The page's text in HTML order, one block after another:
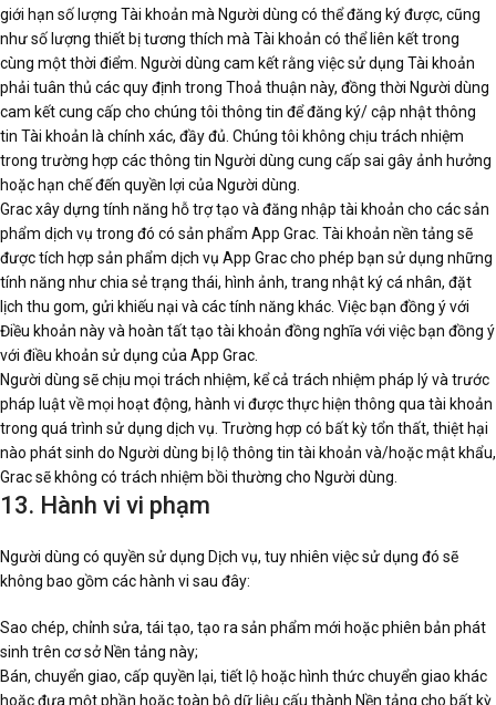
giới hạn số lượng Tài khoản mà Người dùng có thể đăng ký được, cũng
như số lượng thiết bị tương thích mà Tài khoản có thể liên kết trong
cùng một thời điểm. Người dùng cam kết rằng việc sử dụng Tài khoản
phải tuân thủ các quy định trong Thoả thuận này, đồng thời Người dùng
cam kết cung cấp cho chúng tôi thông tin để đăng ký/ cập nhật thông
tin Tài khoản là chính xác, đầy đủ. Chúng tôi không chịu trách nhiệm
trong trường hợp các thông tin Người dùng cung cấp sai gây ảnh hưởng
hoặc hạn chế đến quyền lợi của Người dùng.
Grac xây dựng tính năng hỗ trợ tạo và đăng nhập tài khoản cho các sản
phẩm dịch vụ trong đó có sản phẩm App Grac. Tài khoản nền tảng sẽ
được tích hợp sản phẩm dịch vụ App Grac cho phép bạn sử dụng những
tính năng như chia sẻ trạng thái, hình ảnh, trang nhật ký cá nhân, đặt
lịch thu gom, gửi khiếu nại và các tính năng khác. Việc bạn đồng ý với
Điều khoản này và hoàn tất tạo tài khoản đồng nghĩa với việc bạn đồng ý
với điều khoản sử dụng của App Grac.
Người dùng sẽ chịu mọi trách nhiệm, kể cả trách nhiệm pháp lý và trước
pháp luật về mọi hoạt động, hành vi được thực hiện thông qua tài khoản
trong quá trình sử dụng dịch vụ. Trường hợp có bất kỳ tổn thất, thiệt hại
nào phát sinh do Người dùng bị lộ thông tin tài khoản và/hoặc mật khẩu,
Grac sẽ không có trách nhiệm bồi thường cho Người dùng.
13. Hành vi vi phạm
Người dùng có quyền sử dụng Dịch vụ, tuy nhiên việc sử dụng đó sẽ
không bao gồm các hành vi sau đây:
Sao chép, chỉnh sửa, tái tạo, tạo ra sản phẩm mới hoặc phiên bản phát
sinh trên cơ sở Nền tảng này;
Bán, chuyển giao, cấp quyền lại, tiết lộ hoặc hình thức chuyển giao khác
hoặc đưa một phần hoặc toàn bộ dữ liệu cấu thành Nền tảng cho bất kỳ